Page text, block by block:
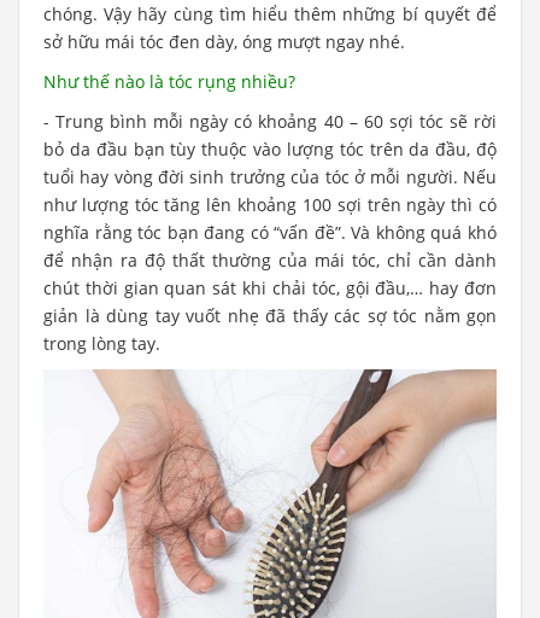
chóng. Vậy hãy cùng tìm hiểu thêm những bí quyết để
sở hữu mái tóc đen dày, óng mượt ngay nhé.
Như thế nào là tóc rụng nhiều?
- Trung bình mỗi ngày có khoảng 40 – 60 sợi tóc sẽ rời
bỏ da đầu bạn tùy thuộc vào lượng tóc trên da đầu, độ
tuổi hay vòng đời sinh trưởng của tóc ở mỗi người. Nếu
như lượng tóc tăng lên khoảng 100 sợi trên ngày thì có
nghĩa rằng tóc bạn đang có “vấn đề”. Và không quá khó
để nhận ra độ thất thường của mái tóc, chỉ cần dành
chút thời gian quan sát khi chải tóc, gội đầu,… hay đơn
giản là dùng tay vuốt nhẹ đã thấy các sợ tóc nằm gọn
trong lòng tay.